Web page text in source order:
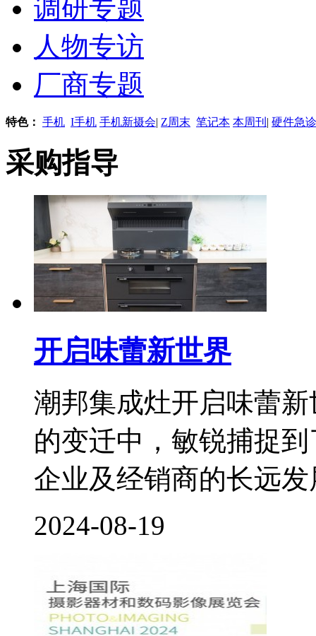
调研专题
人物专访
厂商专题
特色： 手机 I手机 手机新摄会| Z周末 笔记本 本周刊 | 硬件急
采购指导
开启味蕾新世界
潮邦集成灶开启味蕾
的变迁中，敏锐捕捉
企业及经销商的长远
2024-08-19